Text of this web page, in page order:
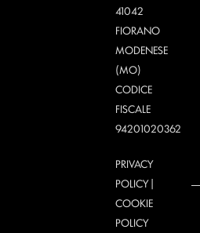
41042
FIORANO
MODENESE
(MO)
CODICE
FISCALE
94201020362
PRIVACY
POLICY|
COOKIE
POLICY